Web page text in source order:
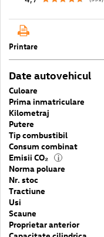
Printare
Date autovehicul
Culoare
Prima inmatriculare
Kilometraj
Putere
Tip combustibil
Consum combinat
Emisii CO₂
i
Norma poluare
Nr. stoc
Tractiune
Usi
Scaune
Proprietar anterior